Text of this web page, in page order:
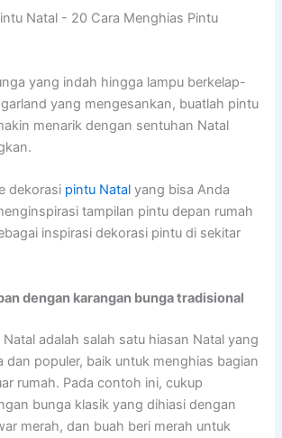
yang indah hingga lampu berkelap-
yang mengesankan, buatlah pintu
menarik dengan sentuhan Natal
dekorasi pintu Natal yang bisa Anda
tampilan pintu depan rumah
inspirasi dekorasi pintu di sekitar
dengan karangan bunga tradisional
adalah salah satu hiasan Natal yang
dan populer, baik untuk menghias bagian
rumah. Pada contoh ini, cukup
bunga klasik yang dihiasi dengan
merah, dan buah beri merah untuk